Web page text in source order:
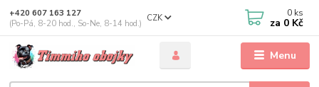
Menu
CZK
+420 607 163 127
(Po-Pá, 8-20 hod., So-Ne, 8-14 hod.)
0 ks
za 0 Kč